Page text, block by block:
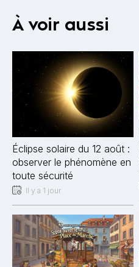
À voir aussi
Éclipse solaire du 12 août :
observer le phénomène en
toute sécurité
Il y a 1 jour